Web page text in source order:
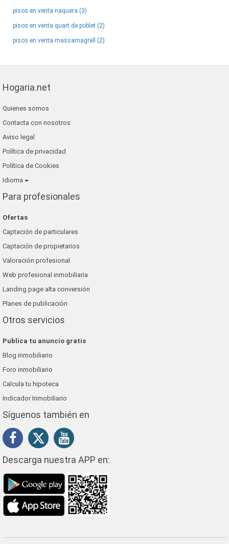
pisos en venta naquera (3)
pisos en venta quart de poblet (2)
pisos en venta massamagrell (2)
Hogaria.net
Quienes somos
Contacta con nosotros
Aviso legal
Política de privacidad
Política de Cookies
Idioma
Para profesionales
Ofertas
Captación de particulares
Captación de propietarios
Valoración profesional
Web profesional inmobiliaria
Landing page alta conversión
Planes de publicación
Otros servicios
Publica tu anuncio gratis
Blog inmobiliario
Foro inmobiliario
Calcula tu hipoteca
Indicador Inmobiliario
Síguenos también en
Descarga nuestra APP en: